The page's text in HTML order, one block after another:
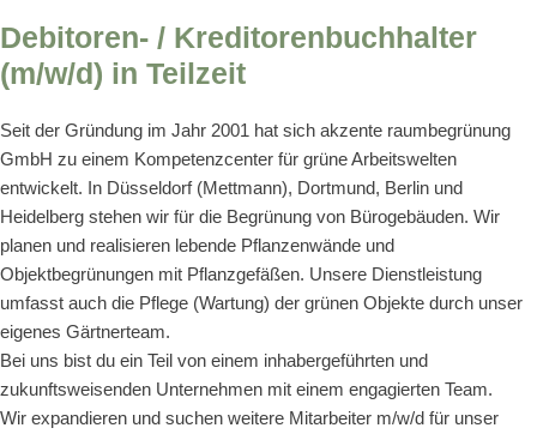
Debitoren- / Kreditorenbuchhalter
(m/w/d) in Teilzeit
Seit der Gründung im Jahr 2001 hat sich akzente raumbegrünung
GmbH zu einem Kompetenzcenter für grüne Arbeitswelten
entwickelt. In Düsseldorf (Mettmann), Dortmund, Berlin und
Heidelberg stehen wir für die Begrünung von Bürogebäuden. Wir
planen und realisieren lebende Pflanzenwände und
Objektbegrünungen mit Pflanzgefäßen. Unsere Dienstleistung
umfasst auch die Pflege (Wartung) der grünen Objekte durch unser
eigenes Gärtnerteam.
Bei uns bist du ein Teil von einem inhabergeführten und
zukunftsweisenden Unternehmen mit einem engagierten Team.
Wir expandieren und suchen weitere Mitarbeiter m/w/d für unser